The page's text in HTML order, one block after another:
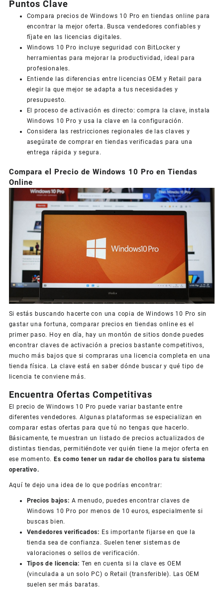
Puntos Clave
Compara precios de Windows 10 Pro en tiendas online para
encontrar la mejor oferta. Busca vendedores confiables y
fíjate en las licencias digitales.
Windows 10 Pro incluye seguridad con BitLocker y
herramientas para mejorar la productividad, ideal para
profesionales.
Entiende las diferencias entre licencias OEM y Retail para
elegir la que mejor se adapta a tus necesidades y
presupuesto.
El proceso de activación es directo: compra la clave, instala
Windows 10 Pro y usa la clave en la configuración.
Considera las restricciones regionales de las claves y
asegúrate de comprar en tiendas verificadas para una
entrega rápida y segura.
Compara el Precio de Windows 10 Pro en Tiendas
Online
Si estás buscando hacerte con una copia de Windows 10 Pro sin
gastar una fortuna, comparar precios en tiendas online es el
primer paso. Hoy en día, hay un montón de sitios donde puedes
encontrar claves de activación a precios bastante competitivos,
mucho más bajos que si compraras una licencia completa en una
tienda física. La clave está en saber dónde buscar y qué tipo de
licencia te conviene más.
Encuentra Ofertas Competitivas
El precio de Windows 10 Pro puede variar bastante entre
diferentes vendedores. Algunas plataformas se especializan en
comparar estas ofertas para que tú no tengas que hacerlo.
Básicamente, te muestran un listado de precios actualizados de
distintas tiendas, permitiéndote ver quién tiene la mejor oferta en
ese momento. Es como tener un radar de chollos para tu sistema
operativo.
Aquí te dejo una idea de lo que podrías encontrar:
Precios bajos: A menudo, puedes encontrar claves de
Windows 10 Pro por menos de 10 euros, especialmente si
buscas bien.
Vendedores verificados: Es importante fijarse en que la
tienda sea de confianza. Suelen tener sistemas de
valoraciones o sellos de verificación.
Tipos de licencia: Ten en cuenta si la clave es OEM
(vinculada a un solo PC) o Retail (transferible). Las OEM
suelen ser más baratas.